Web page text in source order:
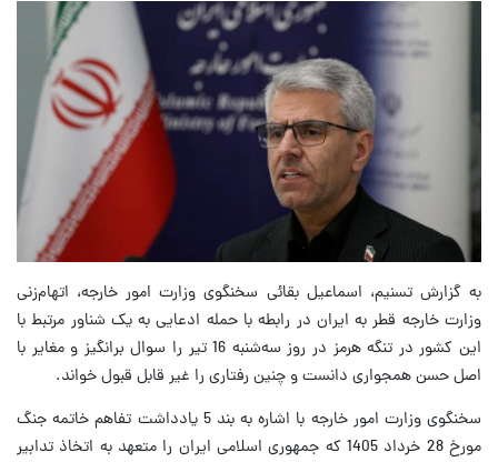
به گزارش تسنیم، اسماعیل بقائی سخنگوی وزارت امور خارجه، اتهام‌زنی
وزارت خارجه قطر به ایران در رابطه با حمله ادعایی به یک شناور مرتبط با
این کشور در تنگه هرمز در روز سه‌شنبه 16 تیر را سوال برانگیز و مغایر با
اصل حسن همجواری دانست و چنین رفتاری را غیر قابل قبول خواند.
سخنگوی وزارت امور خارجه با اشاره به بند 5 یادداشت تفاهم خاتمه جنگ
مورخ 28 خرداد 1405 که جمهوری اسلامی ایران را متعهد به اتخاذ تدابیر